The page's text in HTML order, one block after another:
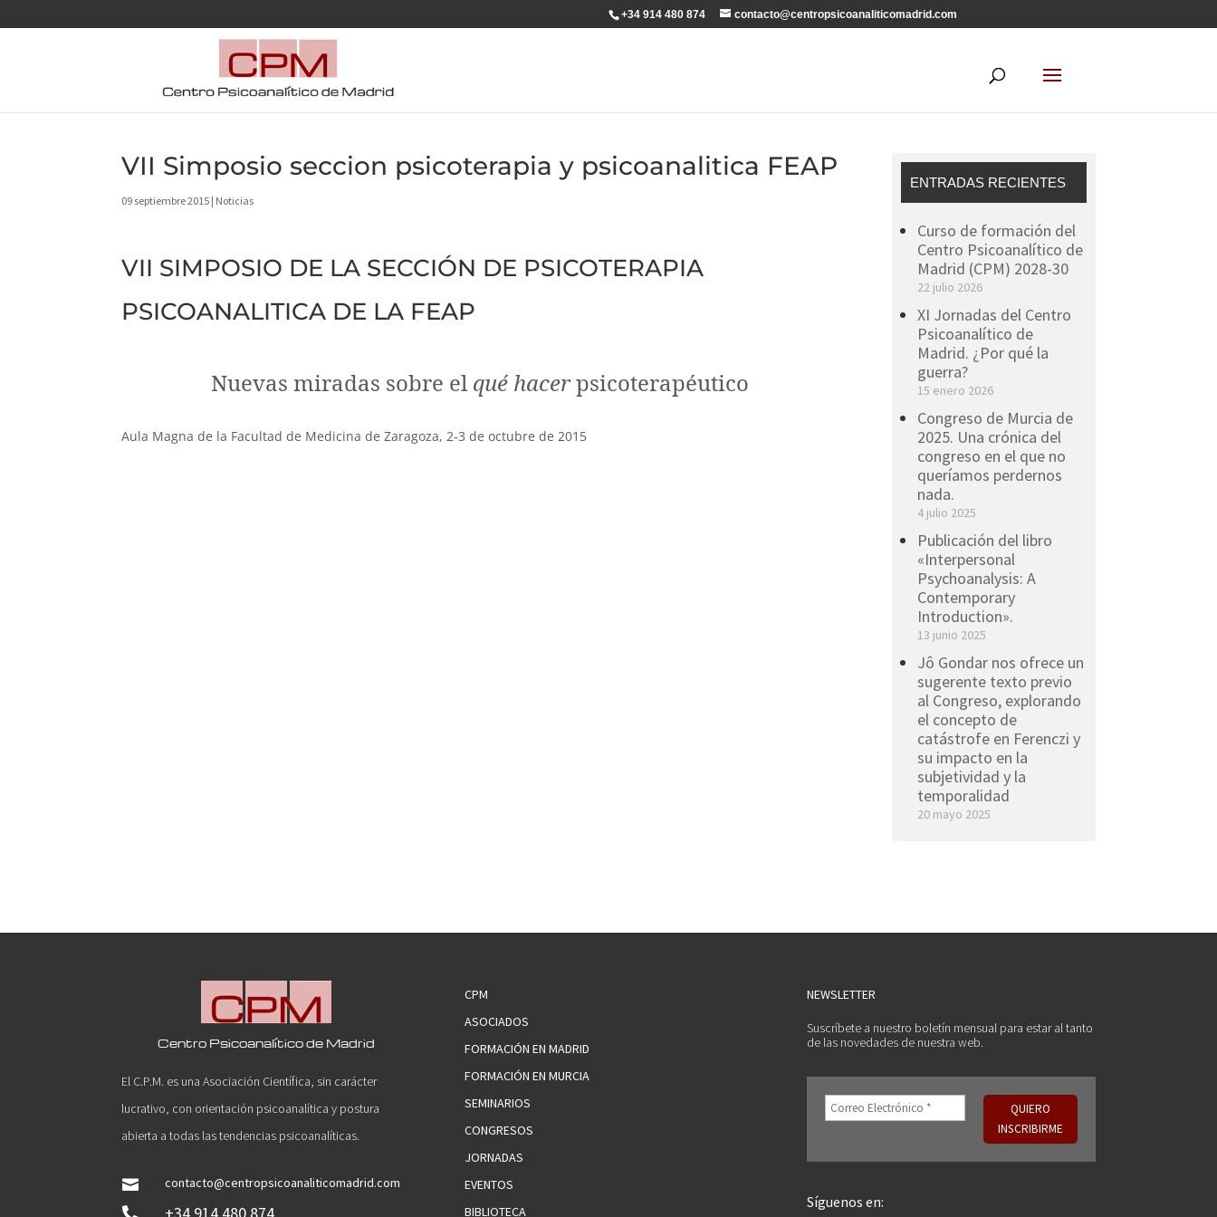
+34 914 480 874 contacto@centropsicoanaliticomadrid.com
VII Simposio seccion psicoterapia y psicoanalitica FEAP
09 septiembre 2015 | Noticias
VII SIMPOSIO DE LA SECCIÓN DE PSICOTERAPIA
PSICOANALITICA DE LA FEAP
Nuevas miradas sobre el qué hacerpsicoterapéutico
Aula Magna de la Facultad de Medicina de Zaragoza, 2-3 de octubre de 2015
ENTRADAS RECIENTES
Curso de formación del
Centro Psicoanalítico de
Madrid (CPM) 2028-30
22 julio 2026
XI Jornadas del Centro
Psicoanalítico de
Madrid. ¿Por qué la
guerra?
15 enero 2026
Congreso de Murcia de
2025. Una crónica del
congreso en el que no
queríamos perdernos
nada.
4 julio 2025
Publicación del libro
«Interpersonal
Psychoanalysis: A
Contemporary
Introduction».
13 junio 2025
Jô Gondar nos ofrece un
sugerente texto previo
al Congreso, explorando
el concepto de
catástrofe en Ferenczi y
su impacto en la
subjetividad y la
temporalidad
20 mayo 2025
Centro Psicoanalítico de Madrid
El C.P.M. es una Asociación Científica, sin carácter
lucrativo, con orientación psicoanalítica y postura
abierta a todas las tendencias psicoanalíticas.

contacto@centropsicoanaliticomadrid.com

+34 914 480 874
CPM
ASOCIADOS
FORMACIÓN EN MADRID
FORMACIÓN EN MURCIA
SEMINARIOS
CONGRESOS
JORNADAS
EVENTOS
BIBLIOTECA
NEWSLETTER
Suscríbete a nuestro boletín mensual para estar al tanto
de las novedades de nuestra web.
Síguenos en: